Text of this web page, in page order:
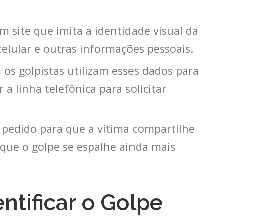
site que imita a identidade visual da
e outras informações pessoais.
golpistas utilizam esses dados para
a linha telefônica para solicitar
para que a vítima compartilhe
o golpe se espalhe ainda mais
o Golpe